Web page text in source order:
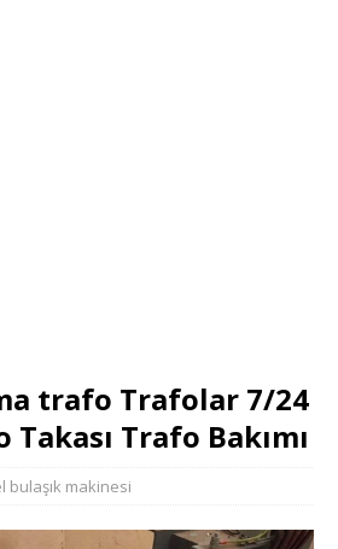
trafo Trafolar 7/24
Trafo Bakımı
bulaşık makinesi